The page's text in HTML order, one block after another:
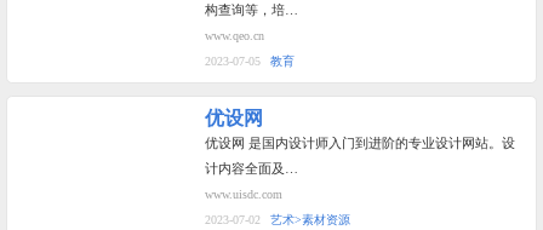
构查询等，培…
www.qeo.cn
2023-07-05
教育
优设网
优设网 是国内设计师入门到进阶的专业设计网站。设
计内容全面及…
www.uisdc.com
2023-07-02
艺术>素材资源